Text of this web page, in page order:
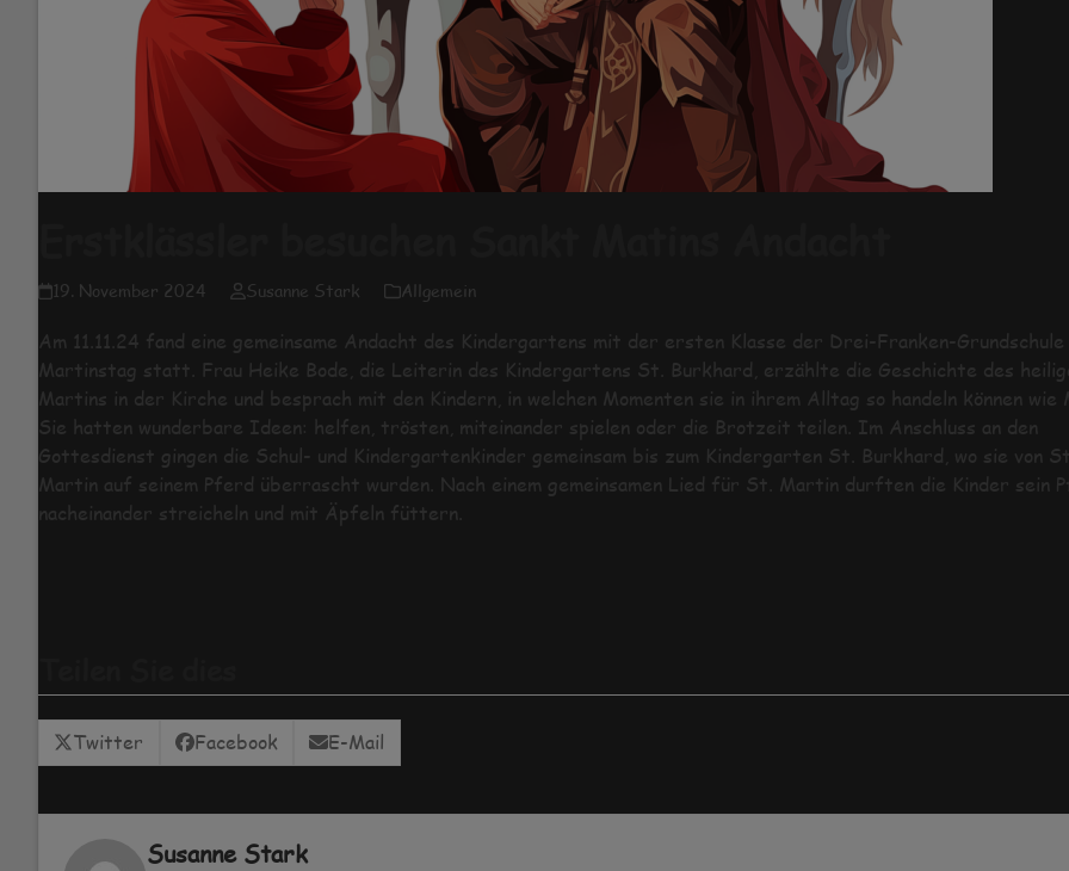
19. November 2024 Susanne Stark Allgemein
Am 11.11.24 fand eine gemeinsame Andacht des Kindergartens mit der ersten Klasse der Drei-Franken-Grundschule
Martinstag statt. Frau Heike Bode, die Leiterin des Kindergartens St. Burkhard, erzählte die Geschichte des
Martins in der Kirche und besprach mit den Kindern, in welchen Momenten sie in ihrem Alltag so handeln können wie
Sie hatten wunderbare Ideen: helfen, trösten, miteinander spielen oder die Brotzeit teilen. Im Anschluss an den
Gottesdienst gingen die Schul- und Kindergartenkinder gemeinsam bis zum Kindergarten St. Burkhard, wo sie von St.
Martin auf seinem Pferd überrascht wurden. Nach einem gemeinsamen Lied für St. Martin durften die Kinder sein
nacheinander streicheln und mit Äpfeln füttern.
Twitter Facebook E-Mail
Susanne Stark